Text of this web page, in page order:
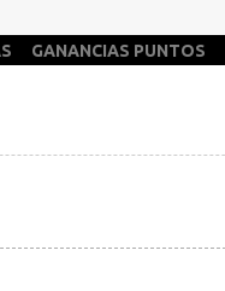
GANANCIAS PUNTOS